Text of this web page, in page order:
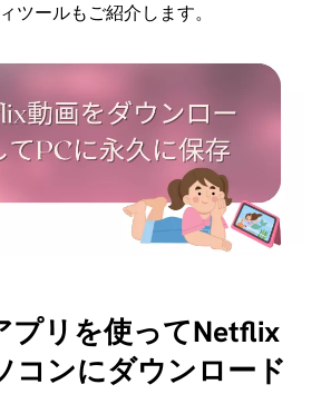
ツールもご紹介します。
プリを使ってNetflix
コンにダウンロード